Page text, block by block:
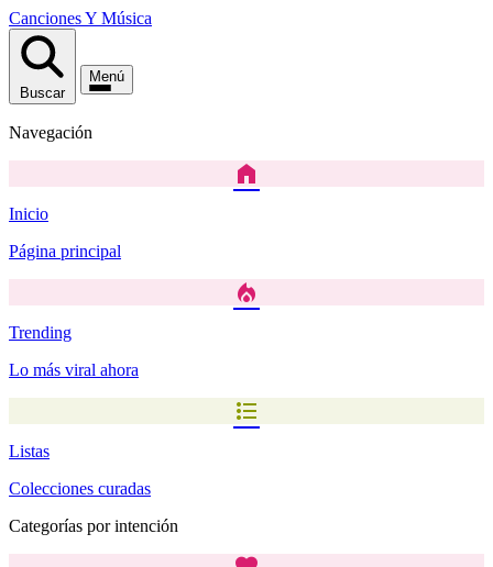
CancionesY Música
Buscar
Menú
Navegación
home
Inicio
Página principal
local_fire_department
Trending
Lo más viral ahora
format_list_bulleted
Listas
Colecciones curadas
Categorías por intención